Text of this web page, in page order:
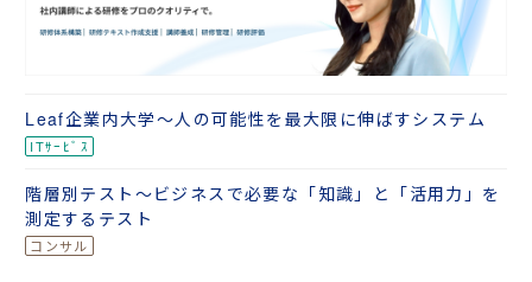
Leaf企業内大学～人の可能性を最大限に伸ばすシステム
階層別テスト～ビジネスで必要な「知識」と「活用力」を
測定するテスト